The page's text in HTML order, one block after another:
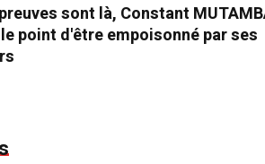
sont là, Constant
point d'être empoisonné par ses